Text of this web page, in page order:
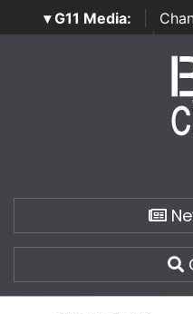
▾ G11 Media:
SecurityOpenLab |